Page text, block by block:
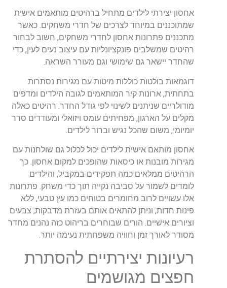
אחסון יצירתי לילדים מתחיל ברהיטים מותאמים אישית
שמתוכננים במיוחד לצרכים של חדרי משחקים. כאשר
מתכננים פתרונות אחסון לחדרי משחקים, חשוב לבחור
רהיטים שמשלבים פונקציונליות עם עיצוב נעים לעין, כדי
שהחדר יישאר גם שימושי וגם מעורר השראה.
דוגמאות בולטות כוללות מיטות עם מגירות נסתרות
בתחתית, ארונות קיר המותאמים לגובה הילדים ומדפים
מודולריים שניתנים לשינוי לפי גודל החדר. רהיטים כאלה
מקלים על הארגון, מפחיתים עומס ויזואלי ומעודדים סדר
יומיומי, משום שהכל נגיש וברור לילדים.
אחסון מותאם אישית לילדים יכול לכלול גם שולחנות עם
מגירות מובנות או כיסאות שהופכים למקום אחסון. כך
הרהיטים ממלאים כמה תפקידים במקביל, והילדים
לומדים לשמור על סביבה נקייה תוך כדי משחק. פתרונות
אלו עשויים לרוב מחומרים בטוחים כמו עץ טבעי, ללא
פינות חדות, וניתן להתאים אותם בעזרת מדבקות, צבעים
וציורים אישיים. הורים שבוחרים בריהוט כזה נהנים מחדר
מסודר לאורך זמן וחוויה משפחתית נעימה יותר.
רעיונות יצירתיים להסתרת
חפצים מגושמים